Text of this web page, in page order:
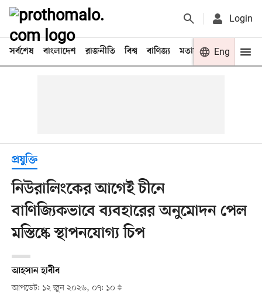
Login
সর্বশেষ বাংলাদেশ রাজনীতি বিশ্ব বাণিজ্য মতামত খেলা
Eng
প্রযুক্তি
নিউরালিংকের আগেই চীনে
বাণিজ্যিকভাবে ব্যবহারের অনুমোদন পেল
মস্তিষ্কে স্থাপনযোগ্য চিপ
আহসান হাবীব
আপডেট: ১২ জুন ২০২৬, ০৭: ১০